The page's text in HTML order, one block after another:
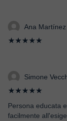
Ana Martínez
★★★★★
Simone
★★★★★
Persona educata
facilmente